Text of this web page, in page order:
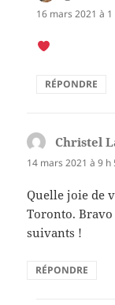
16 mars 2021 à
RÉPONDRE
Christel
14 mars 2021 à 9 h
Quelle joie de
Toronto.
suivants !
RÉPONDRE